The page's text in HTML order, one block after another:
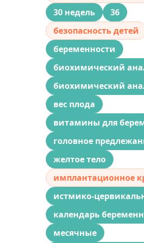
30 недель
36
безопасность детей
беременности
биохимический
биохимический
вес плода
витамины для
головное
желтое тело
имплантационное
истмико-
календарь
месячные